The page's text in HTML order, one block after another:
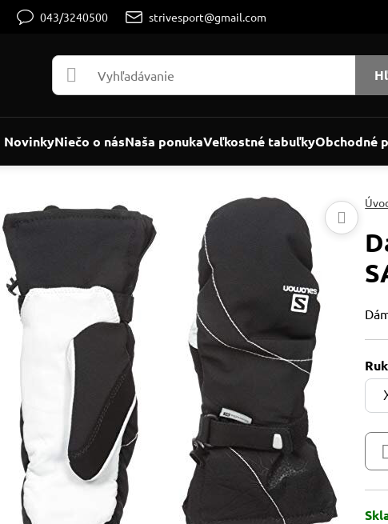
043/3240500 strivesport@gmail.com
NovinkyNiečo o násNaša ponukaVeľkostné tabuľkyObchodné